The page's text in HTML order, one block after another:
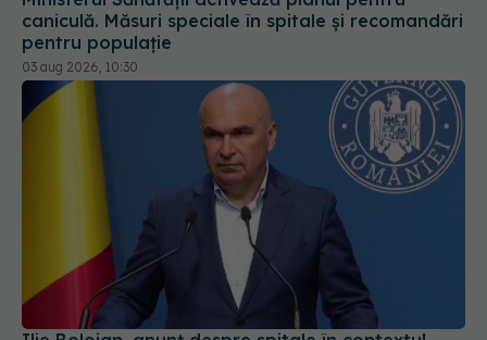
03 aug 2026, 10:30
Ilie Bolojan, anunț despre spitale în contextul
crizei energetice
06 aug 2026, 15:24